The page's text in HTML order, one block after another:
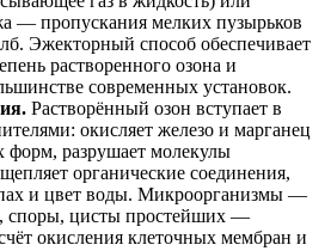
— пропускания мелких пузырьков
Эжекторный способ обеспечивает
растворенного озона и
современных установок.
Растворённый озон вступает в
окисляет железо и марганец
форм, разрушает молекулы
органические соединения,
и цвет воды. Микроорганизмы —
споры, цисты простейших —
окисления клеточных мембран и